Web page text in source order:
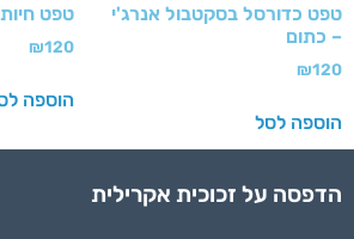
טפט כדורסל בסקטבול אנרג'י
– כתום
₪120
הוספה לסל
טפט
₪120
הוספה
הדפסה על זכוכית אקרילית